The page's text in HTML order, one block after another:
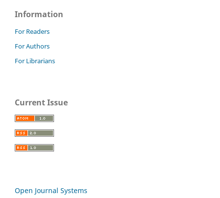
Information
For Readers
For Authors
For Librarians
Current Issue
Open Journal Systems